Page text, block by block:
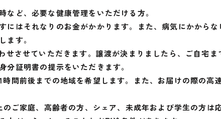
ど、必要な健康管理をいただける方。
はそれなりのお金がかかります。また、病気にかからな
ます。
させていただきます。譲渡が決まりましたら、ご自宅ま
証明書の提示をいただきます。
間前後までの地域を希望します。また、お届けの際の高
ご家庭、高齢者の方、シェア、未成年および学生の方は